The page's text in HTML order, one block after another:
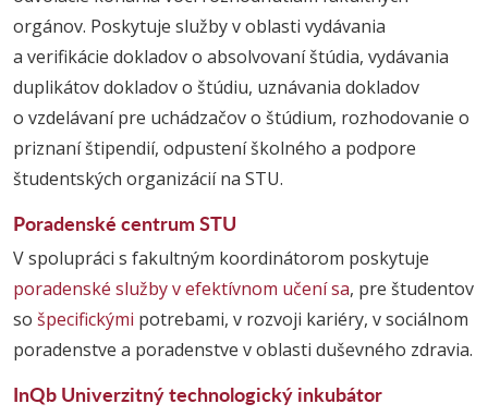
orgánov. Poskytuje služby v oblasti vydávania
a verifikácie dokladov o absolvovaní štúdia, vydávania
duplikátov dokladov o štúdiu, uznávania dokladov
o vzdelávaní pre uchádzačov o štúdium, rozhodovanie o
priznaní štipendií, odpustení školného a podpore
študentských organizácií na STU.
Poradenské centrum STU
V spolupráci s fakultným koordinátorom poskytuje
poradenské služby v efektívnom učení sa, pre študentov
so špecifickými potrebami, v rozvoji kariéry, v sociálnom
poradenstve a poradenstve v oblasti duševného zdravia.
InQb Univerzitný technologický inkubátor